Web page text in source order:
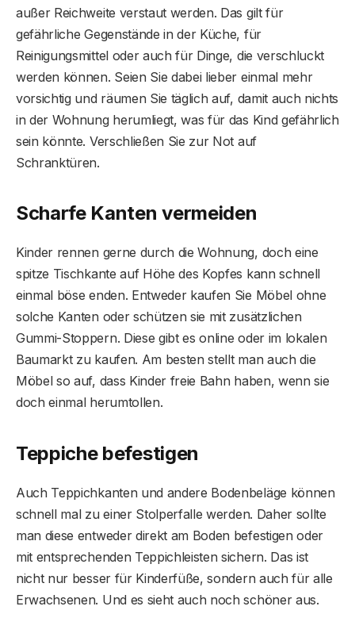
außer Reichweite verstaut werden. Das gilt für
gefährliche Gegenstände in der Küche, für
Reinigungsmittel oder auch für Dinge, die verschluckt
werden können. Seien Sie dabei lieber einmal mehr
vorsichtig und räumen Sie täglich auf, damit auch nichts
in der Wohnung herumliegt, was für das Kind gefährlich
sein könnte. Verschließen Sie zur Not auf
Schranktüren.
Scharfe Kanten vermeiden
Kinder rennen gerne durch die Wohnung, doch eine
spitze Tischkante auf Höhe des Kopfes kann schnell
einmal böse enden. Entweder kaufen Sie Möbel ohne
solche Kanten oder schützen sie mit zusätzlichen
Gummi-Stoppern. Diese gibt es online oder im lokalen
Baumarkt zu kaufen. Am besten stellt man auch die
Möbel so auf, dass Kinder freie Bahn haben, wenn sie
doch einmal herumtollen.
Teppiche befestigen
Auch Teppichkanten und andere Bodenbeläge können
schnell mal zu einer Stolperfalle werden. Daher sollte
man diese entweder direkt am Boden befestigen oder
mit entsprechenden Teppichleisten sichern. Das ist
nicht nur besser für Kinderfüße, sondern auch für alle
Erwachsenen. Und es sieht auch noch schöner aus.